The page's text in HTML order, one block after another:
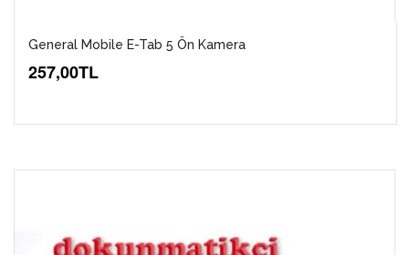
General Mobile E-Tab 5 Ön Kamera
257,00TL